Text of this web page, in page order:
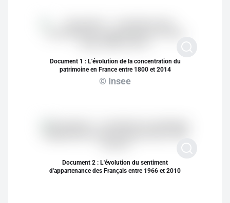
Document 1 : L'évolution de la concentration du
patrimoine en France entre 1800 et 2014
© Insee
Document 2 : L'évolution du sentiment
d'appartenance des Français entre 1966 et 2010